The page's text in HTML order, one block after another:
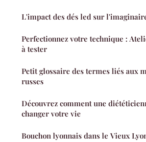
L'impact des dés led sur
Perfectionnez votre technique :
à tester
Petit glossaire des termes liés aux
russes
Découvrez comment une
changer votre vie
Bouchon lyonnais dans le Vieux